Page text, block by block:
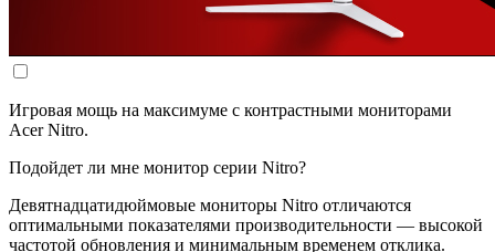
Игровая мощь на максимуме с контрастными мониторами
Acer Nitro.
Подойдет ли мне монитор серии Nitro?
Девятнадцатидюймовые мониторы Nitro отличаются
оптимальными показателями производительности — высокой
частотой обновления и минимальным временем отклика.